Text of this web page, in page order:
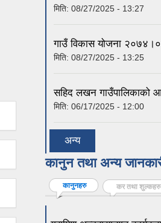
मिति: 08/27/2025 - 13:27
गाउँ विकास योजना
मिति: 08/27/2025 - 13:25
सहिद लखन गाउँपालिकाको
मिति: 06/17/2025 - 12:00
अन्य
कानुन तथा अन्य
कानुनहरु(active tab)कर तथा शुल्कहरु